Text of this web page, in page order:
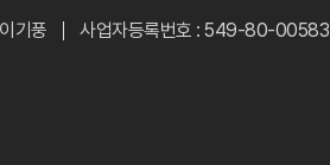
기풍 사업자등록번호 : 549-80-00583